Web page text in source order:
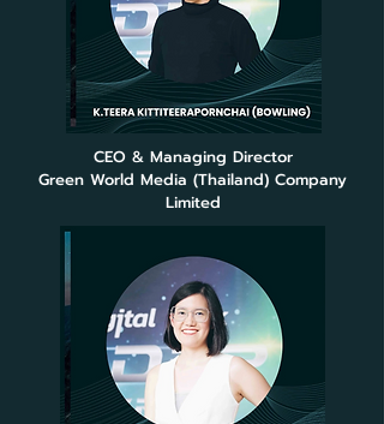
CEO & Managing Director
Green World Media (Thailand) Company
Limited